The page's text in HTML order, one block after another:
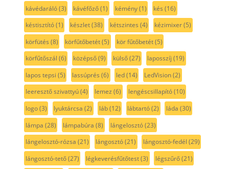
kávédaráló(3) kávéfőző(1) kémény(1) kés (16)
késtisztító(1) készlet(38) kétszintes (4) kézimixer(5)
körfütés (8) körfűtőbetét(5) kör fűtőbetét(5)
körfűtőszál (6) középső(9) külső(27) laposszíj (19)
lapos tepsi (5) lassúprés (6) led(14) LedVision(2)
leeresztő szivattyú(4) lemez (6) lengéscsillapító(10)
logo(3) lyuktárcsa (2) láb(12) lábtartó(2) láda (30)
lámpa (28) lámpabúra (8) lángelosztó(23)
lángelosztó-rózsa (21) lángosztó(21) lángosztó-fedél (29)
lángosztó-tető(27) légkeverésfűtőtest(3) légszűrő(21)